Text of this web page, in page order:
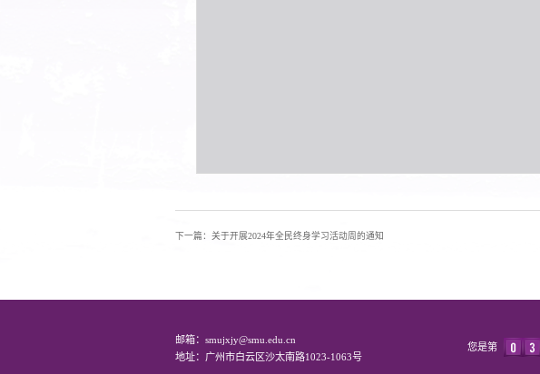
下一篇：关于开展2024年全民终身学习活动周的通知
邮箱：smujxjy@smu.edu.cn
地址：广州市白云区沙太南路1023-1063号
您是第